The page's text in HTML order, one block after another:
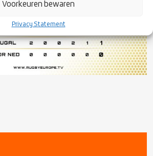
Voorkeuren bewaren
Privacy Statement